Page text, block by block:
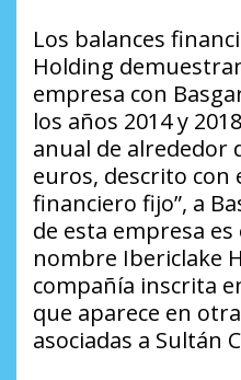
Los balances
Holding
empresa con
los años 2014 y
anual de alrededor
euros, descrito con
financiero fijo”, a
de esta empresa
nombre Ibericlake
compañía inscrita
que aparece en
asociadas a Sultán